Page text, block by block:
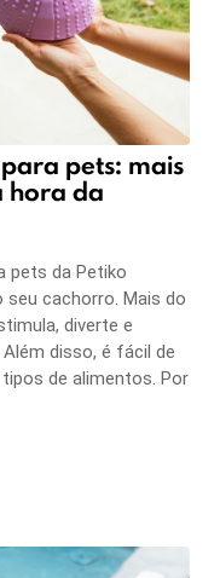
pets: mais
hora da
pets da Petiko
cachorro. Mais do
diverte e
disso, é fácil de
de alimentos. Por